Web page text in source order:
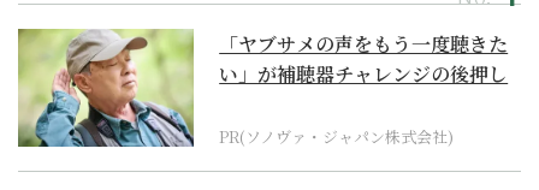
「ヤブサメの声をもう一度聴きた
い」が補聴器チャレンジの後押し
PR(ソノヴァ・ジャパン株式会社)